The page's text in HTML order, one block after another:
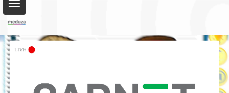
Toggle
navigation